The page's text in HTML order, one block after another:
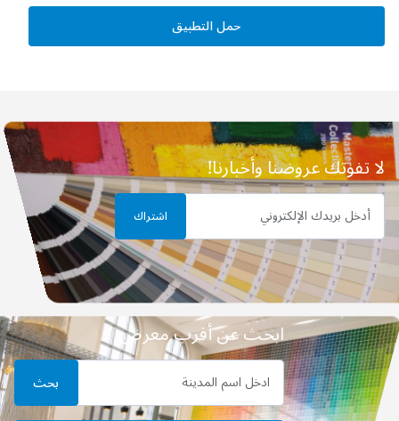
حمل التطبيق
لا تفوتك عروضنا وأخبارنا!
أدخل بريدك الإلكتروني اشتراك
ابحث عن أقرب معرض
‫ادخل‬ ‫اسم‬ ‫المدينة‬ بحث